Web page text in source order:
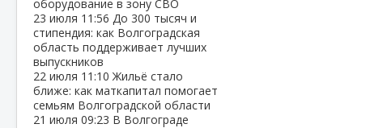
оборудование в зону СВО
23 июля 11:56 До 300 тысяч и
стипендия: как Волгоградская
область поддерживает лучших
выпускников
22 июля 11:10Жильё стало
ближе: как маткапитал помогает
семьям Волгоградской области
21 июля 09:23 В Волгограде